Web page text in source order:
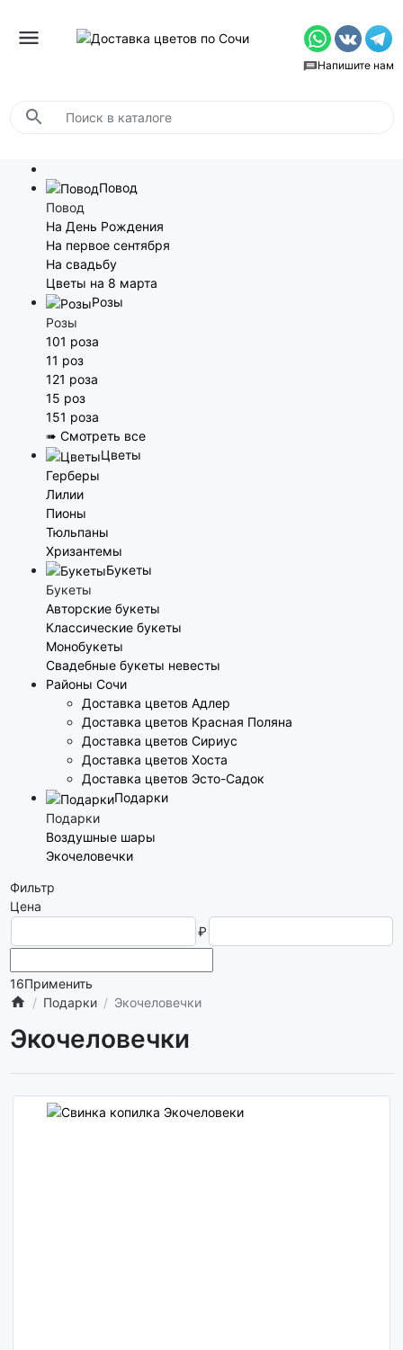
Напишите нам
Повод
Повод
На День Рождения
На первое сентября
На свадьбу
Цветы на 8 марта
Розы
Розы
101 роза
11 роз
121 роза
15 роз
151 роза
➠ Смотреть все
Цветы
Герберы
Лилии
Пионы
Тюльпаны
Хризантемы
Букеты
Букеты
Авторские букеты
Классические букеты
Монобукеты
Свадебные букеты невесты
Районы Сочи
Доставка цветов Адлер
Доставка цветов Красная Поляна
Доставка цветов Сириус
Доставка цветов Хоста
Доставка цветов Эсто-Садок
Подарки
Подарки
Воздушные шары
Экочеловечки
Фильтр
Цена
₽
16Применить
Подарки
Экочеловечки
Экочеловечки